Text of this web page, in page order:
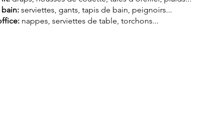
serviettes, gants, tapis de bain, peignoirs...
nappes, serviettes de table, torchons...